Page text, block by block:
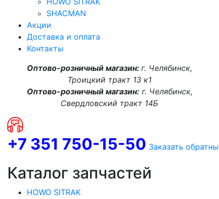
SHACMAN
Акции
Доставка и оплата
Контакты
Оптово-розничный магазин: г. Челябинск,
Троицкий тракт 13 к1
Оптово-розничный магазин:г. Челябинск,
Свердловский тракт 14Б
+7 351 750-15-50 Заказать
Каталог запчастей
HOWO SITRAK